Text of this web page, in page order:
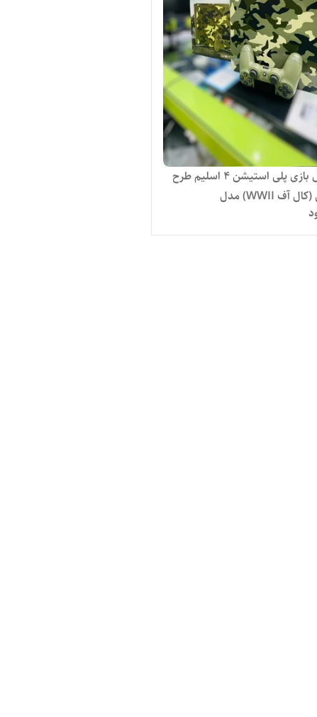
کنسول بازی پلی استیشن 4 اسلیم طرح
ارتشی (کال آف WWII) مدل
(Playstation 4 Slim
CODWWII Bundle) ارتشی ، ظرفیت 1